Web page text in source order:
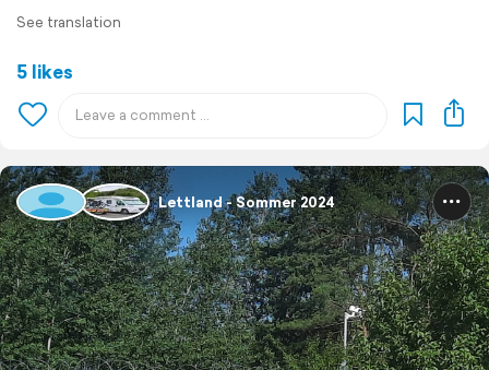
See translation
5 likes
Lettland - Sommer 2024